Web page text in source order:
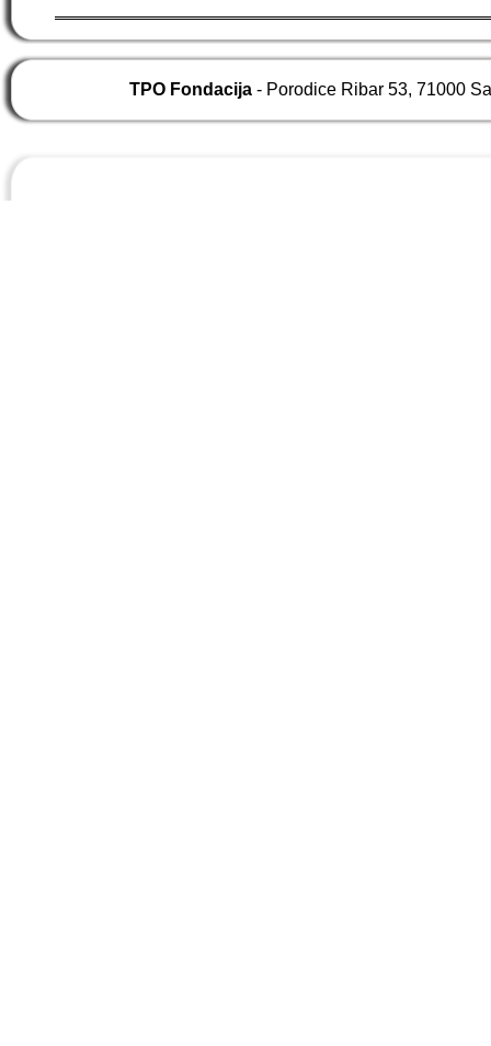
TPO Fondacija - Porodice Ribar 53, 71000